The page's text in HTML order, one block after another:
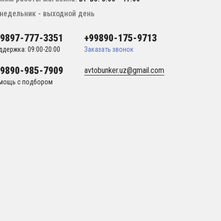
- выходной день
777-3351
09:00-20:00
+99890-175-9713
Заказать звонок
985-7909
с подбором
avtobunker.uz@gmail.com